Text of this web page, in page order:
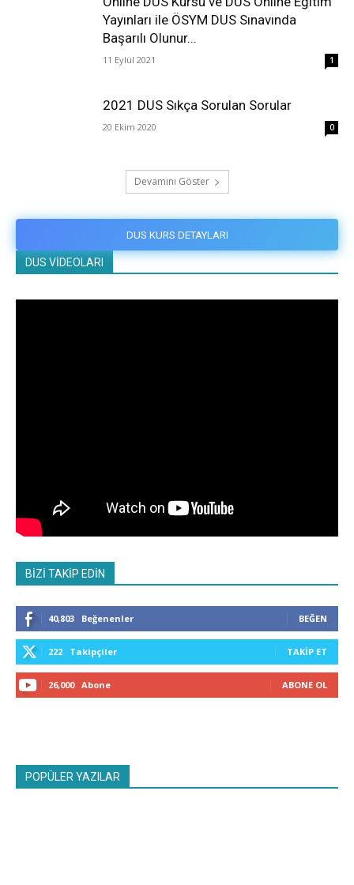
Yayınları ile ÖSYM DUS Sınavında
Başarılı Olunur...
11 Eylül 2021 1
2021 DUS Sıkça Sorulan Sorular
20 Ekim 2020 0
Devamını Göster
DUS KURS DETAYLARI
DUS VİDEOLARI
BİZİ TAKİP EDİN
40,803 Beğenenler BEĞEN
222 Takipçiler TAKIP ET
26,000 Abone ABONE OL
POPÜLER YAZILAR